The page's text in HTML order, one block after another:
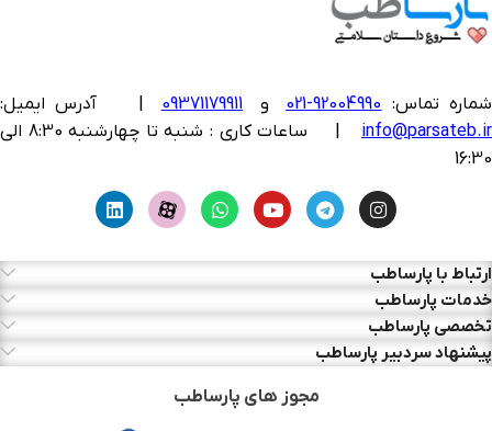
شماره تماس: 92004990-021 و 09371179911
آدرس ایمیل:
info@parsateb.ir
| ساعات کاری : شنبه تا چهارشنبه 8:30 الی
16:30
ارتباط با پارساطب
خدمات پارساطب
تخصصی پارساطب
پیشنهاد سردبیر پارساطب
مجوز های پارساطب